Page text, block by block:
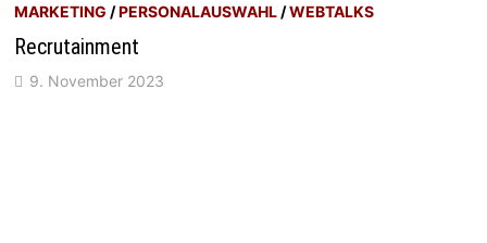
MARKETING /PERSONALAUSWAHL /WEBTALKS
Recrutainment
9. November 2023